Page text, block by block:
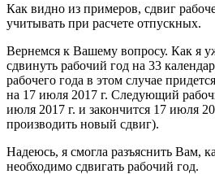
Как видно из примеров, сдвиг
учитывать при расчете отпускных.
Вернемся к Вашему вопросу. Как я
сдвинуть рабочий год на 33
рабочего года в этом случае
на 17 июля 2017 г. Следующий
июля 2017 г. и закончится 17 июля
производить новый сдвиг).
Надеюсь, я смогла разъяснить Вам,
необходимо сдвигать рабочий год.